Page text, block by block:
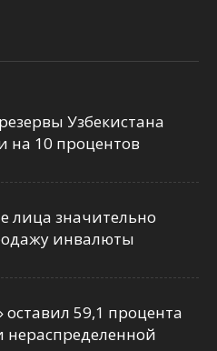
Узбекистана
на 10 процентов
лица значительно
инвалюты
59,1 процента